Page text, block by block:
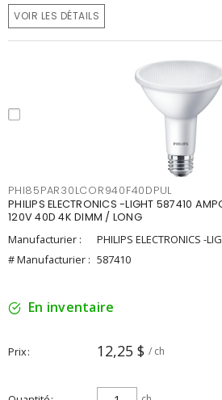
VOIR LES DÉTAILS
PHI85PAR30LCOR940F40DPUL
PHILIPS ELECTRONICS -LIGHT 587410
120V 40D 4K DIMM / LONG
Manufacturier :
PHILIPS ELECTRONICS -
# Manufacturier : 587410
En inventaire
Prix 12,25 $ / ch